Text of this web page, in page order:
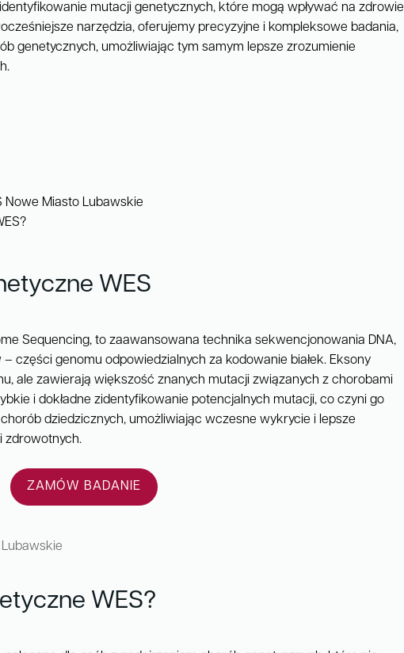
mutacji genetycznych, które mogą wpływać na zdrowie
narzędzia, oferujemy precyzyjne i kompleksowe badania,
genetycznych, umożliwiając tym samym lepsze zrozumienie
Nowe Miasto Lubawskie
WES
Sequencing, to zaawansowana technika sekwencjonowania DNA,
części genomu odpowiedzialnych za kodowanie białek. Eksony
ale zawierają większość znanych mutacji związanych z chorobami
i dokładne zidentyfikowanie potencjalnych mutacji, co czyni go
dziedzicznych, umożliwiając wczesne wykrycie i lepsze
zdrowotnych.
ZAMÓW BADANIE
WES?